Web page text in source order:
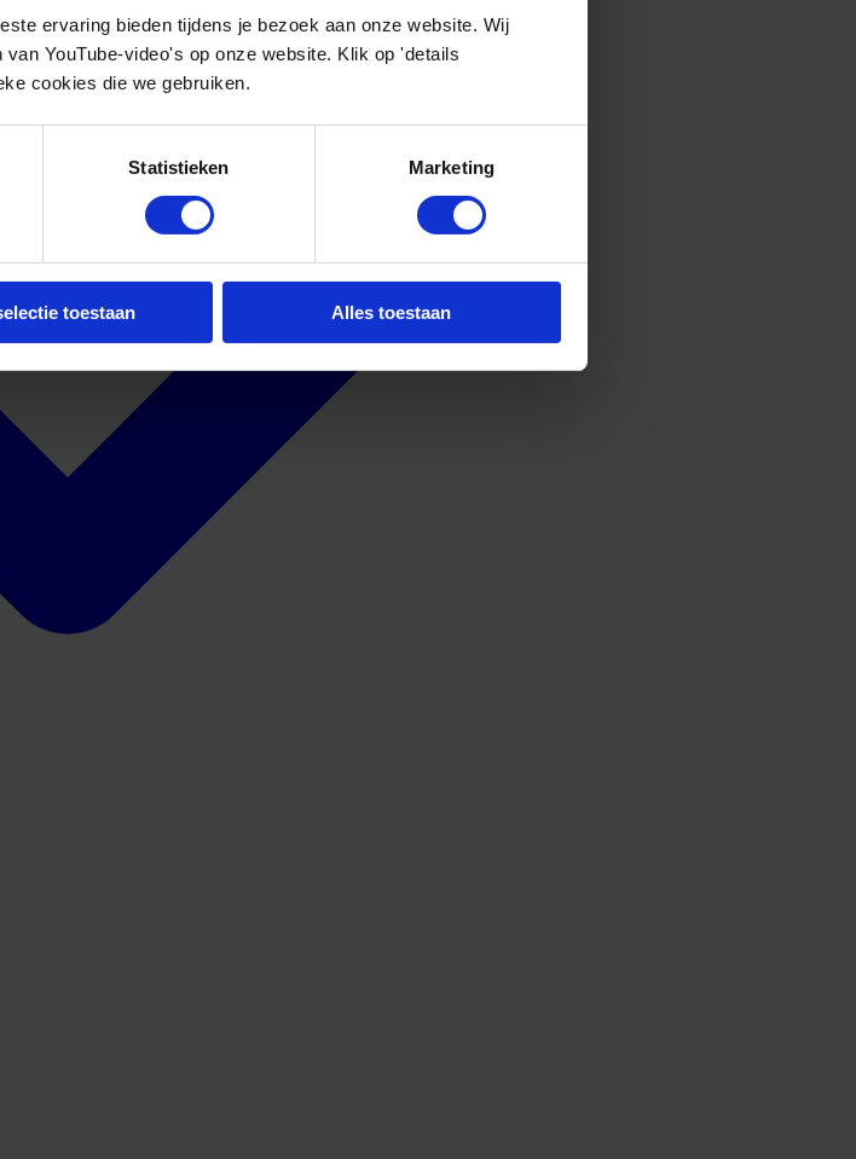
ervaring bieden tijdens je bezoek aan onze website. Wij
YouTube-video's op onze website. Klik op 'details
cookies die we gebruiken.
Statistieken Marketing
toestaan Alles toestaan